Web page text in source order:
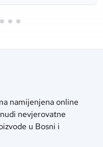
namijenjena online
nevjerovatne
u Bosni i